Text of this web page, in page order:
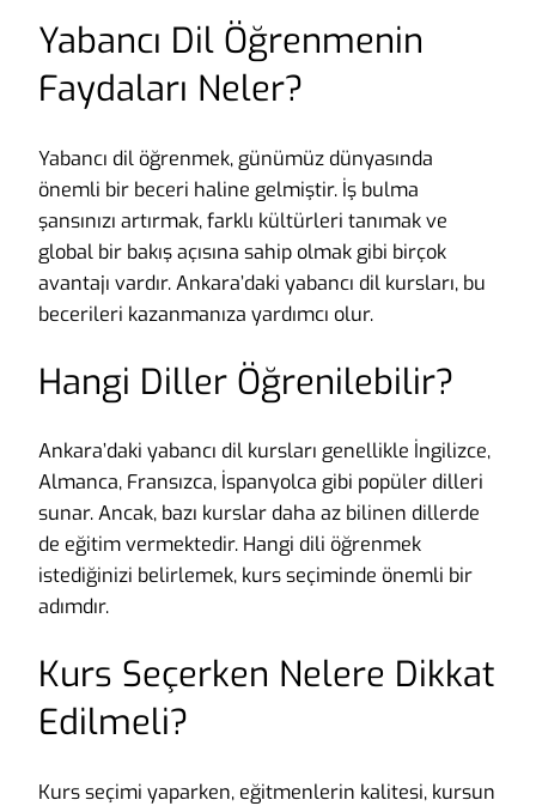
Yabancı Dil Öğrenmenin
Faydaları Neler?
Yabancı dil öğrenmek, günümüz dünyasında
önemli bir beceri haline gelmiştir. İş bulma
şansınızı artırmak, farklı kültürleri tanımak ve
global bir bakış açısına sahip olmak gibi birçok
avantajı vardır. Ankara’daki yabancı dil kursları, bu
becerileri kazanmanıza yardımcı olur.
Hangi Diller Öğrenilebilir?
Ankara’daki yabancı dil kursları genellikle İngilizce,
Almanca, Fransızca, İspanyolca gibi popüler dilleri
sunar. Ancak, bazı kurslar daha az bilinen dillerde
de eğitim vermektedir. Hangi dili öğrenmek
istediğinizi belirlemek, kurs seçiminde önemli bir
adımdır.
Kurs Seçerken Nelere Dikkat
Edilmeli?
Kurs seçimi yaparken, eğitmenlerin kalitesi, kursun